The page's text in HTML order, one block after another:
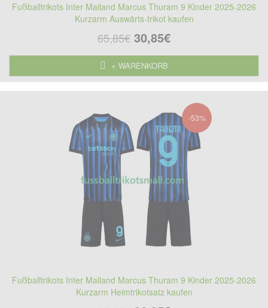
Fußballtrikots Inter Mailand Marcus Thuram 9 Kinder 2025-2026
Kurzarm Auswärts-trikot kaufen
65,85€ 30,85€
+ WARENKORB
-53%
Fußballtrikots Inter Mailand Marcus Thuram 9 Kinder 2025-2026
Kurzarm Heimtrikotsatz kaufen